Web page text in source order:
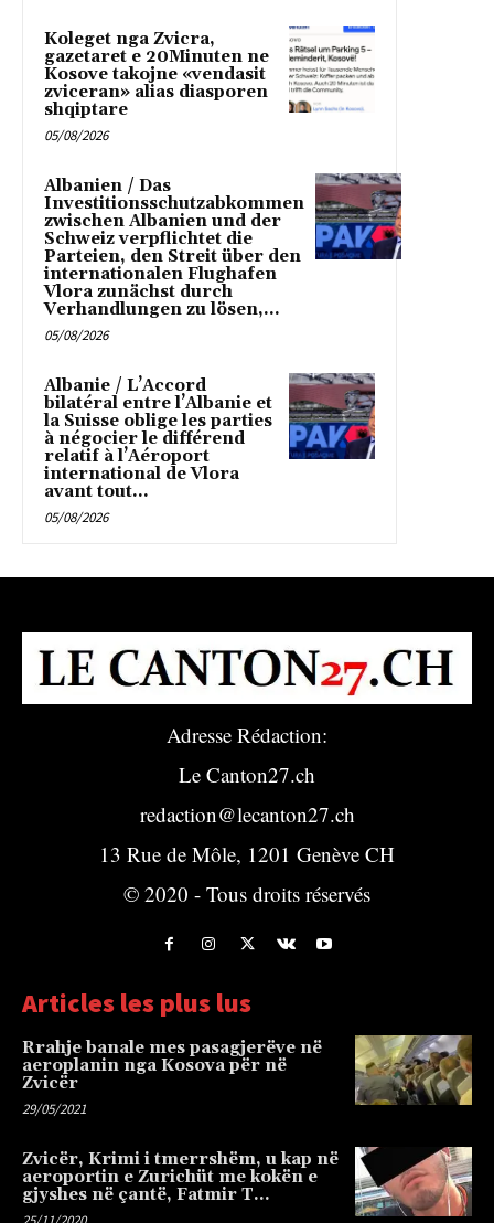
Koleget nga Zvicra,
gazetaret e 20Minuten ne
Kosove takojne «vendasit
zviceran» alias diasporen
shqiptare
05/08/2026
Albanien / Das
Investitionsschutzabkommen
zwischen Albanien und der
Schweiz verpflichtet die
Parteien, den Streit über den
internationalen Flughafen
Vlora zunächst durch
Verhandlungen zu lösen,...
05/08/2026
Albanie / L’Accord
bilatéral entre l’Albanie et
la Suisse oblige les parties
à négocier le différend
relatif à l’Aéroport
international de Vlora
avant tout...
05/08/2026
Adresse Rédaction:
Le Canton27.ch
redaction@lecanton27.ch
13 Rue de Môle, 1201 Genève CH
© 2020 - Tous droits réservés
Articles les plus lus
Rrahje banale mes pasagjerëve në
aeroplanin nga Kosova për në
Zvicër
29/05/2021
Zvicër, Krimi i tmerrshëm, u kap në
aeroportin e Zurichüt me kokën e
gjyshes në çantë, Fatmir T…